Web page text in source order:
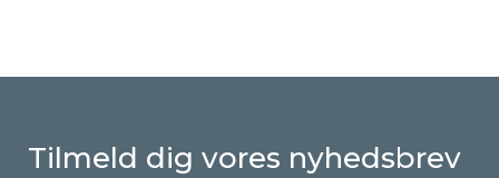
Tilmeld dig vores nyhedsbrev